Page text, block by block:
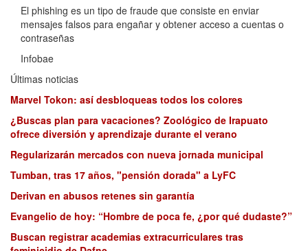
El phishing es un tipo de fraude que consiste en enviar
mensajes falsos para engañar y obtener acceso a cuentas o
contraseñas
Infobae
Últimas noticias
Marvel Tokon: así desbloqueas todos los colores
¿Buscas plan para vacaciones? Zoológico de Irapuato
ofrece diversión y aprendizaje durante el verano
Regularizarán mercados con nueva jornada municipal
Tumban, tras 17 años, "pensión dorada" a LyFC
Derivan en abusos retenes sin garantía
Evangelio de hoy: “Hombre de poca fe, ¿por qué dudaste?”
Buscan registrar academias extracurriculares tras